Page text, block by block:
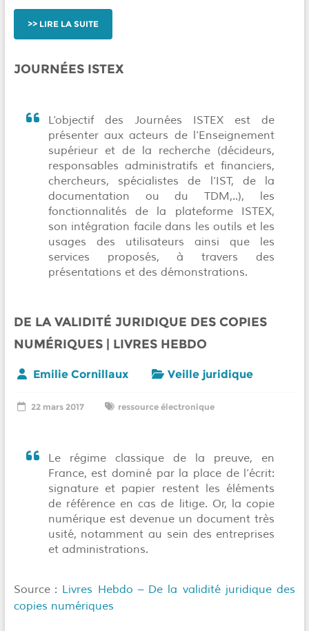
LIRE LA SUITE
JOURNÉES ISTEX
L’objectif des Journées ISTEX est de
présenter aux acteurs de l’Enseignement
supérieur et de la recherche (décideurs,
responsables administratifs et financiers,
chercheurs, spécialistes de l’IST, de la
documentation ou du TDM,..), les
fonctionnalités de la plateforme ISTEX,
son intégration facile dans les outils et les
usages des utilisateurs ainsi que les
services proposés, à travers des
présentations et des démonstrations.
DE LA VALIDITÉ JURIDIQUE DES COPIES
NUMÉRIQUES | LIVRES HEBDO
Emilie Cornillaux Veille juridique
22 mars 2017 ressource électronique
Le régime classique de la preuve, en
France, est dominé par la place de l’écrit:
signature et papier restent les éléments
de référence en cas de litige. Or, la copie
numérique est devenue un document très
usité, notamment au sein des entreprises
et administrations.
Source : Livres Hebdo – De la validité juridique des
copies numériques